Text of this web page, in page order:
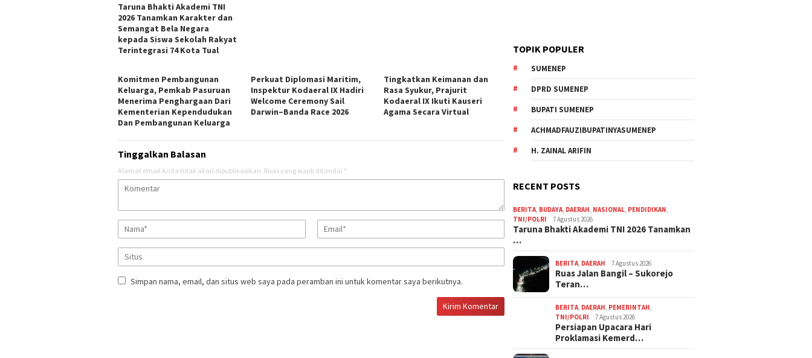
Taruna Bhakti Akademi TNI
2026 Tanamkan Karakter dan
Semangat Bela Negara
kepada Siswa Sekolah Rakyat
Terintegrasi 74 Kota Tual
Komitmen Pembangunan
Keluarga, Pemkab Pasuruan
Menerima Penghargaan Dari
Kementerian Kependudukan
Dan Pembangunan Keluarga
Perkuat Diplomasi Maritim,
Inspektur Kodaeral IX Hadiri
Welcome Ceremony Sail
Darwin–Banda Race 2026
Tingkatkan Keimanan dan
Rasa Syukur, Prajurit
Kodaeral IX Ikuti Kauseri
Agama Secara Virtual
Tinggalkan Balasan
Alamat email Anda tidak akan dipublikasikan. Ruas yang wajib ditandai *
Simpan nama, email, dan situs web saya pada peramban ini untuk komentar saya berikutnya.
TOPIK POPULER
SUMENEP
DPRD SUMENEP
BUPATI SUMENEP
ACHMADFAUZIBUPATINYASUMENEP
H. ZAINAL ARIFIN
RECENT POSTS
BERITA, BUDAYA, DAERAH, NASIONAL, PENDIDIKAN,
TNI/POLRI
7 Agustus 2026
Taruna Bhakti Akademi TNI 2026 Tanamkan
…
BERITA, DAERAH 7 Agustus 2026
Ruas Jalan Bangil – Sukorejo
Teran…
BERITA, DAERAH, PEMERINTAH,
TNI/POLRI
7 Agustus 2026
Persiapan Upacara Hari
Proklamasi Kemerd…